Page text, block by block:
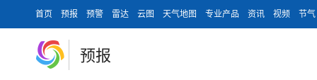
首页 预报 预警 雷达 云图 天气地图 专业产品 资讯 视频 节气
预报